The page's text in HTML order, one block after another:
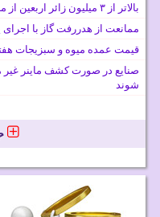
بالاتر از ۳ میلیون زائر اربعین از مرزهای زمینی کشور خارج شدند
ممانعت از هدررفت گاز با
قیمت عمده میوه و سبزیجات
صنایع در صورت کشف ماینر غیر
شوند